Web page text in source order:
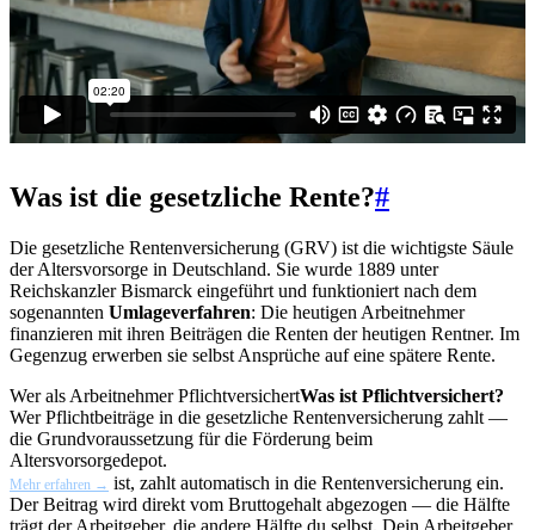
Was ist die gesetzliche Rente?#
Die gesetzliche Rentenversicherung (GRV) ist die wichtigste Säule
der Altersvorsorge in Deutschland. Sie wurde 1889 unter
Reichskanzler Bismarck eingeführt und funktioniert nach dem
sogenannten Umlageverfahren: Die heutigen Arbeitnehmer
finanzieren mit ihren Beiträgen die Renten der heutigen Rentner. Im
Gegenzug erwerben sie selbst Ansprüche auf eine spätere Rente.
Wer als ArbeitnehmerPflichtversichertWas ist Pflichtversichert?
Wer Pflichtbeiträge in die gesetzliche Rentenversicherung zahlt —
die Grundvoraussetzung für die Förderung beim
Altersvorsorgedepot.
Mehr erfahren → ist, zahlt automatisch in die Rentenversicherung ein.
Der Beitrag wird direkt vom Bruttogehalt abgezogen — die Hälfte